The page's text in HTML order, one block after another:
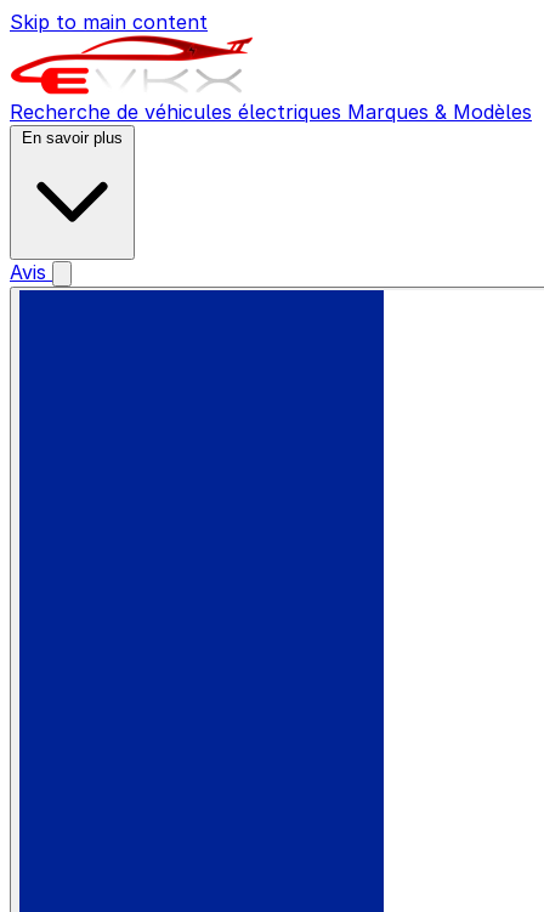
Skip to main content
Recherche de véhicules électriques Marques & Modèles
En savoir plus
Avis